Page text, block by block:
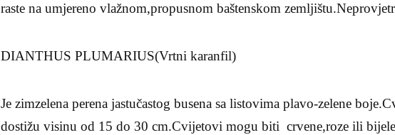
raste na umjereno vlažnom,propusnom baštenskom
DIANTHUS PLUMARIUS(Vrtni karanfil)
Je zimzelena perena jastučastog busena sa listovima plavo-zelene
dostižu visinu od 15 do 30 cm.Cvijetovi mogu biti crvene,roze ili bijele